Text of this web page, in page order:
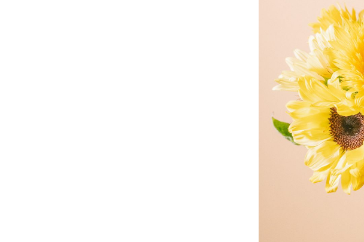
写真と同じもの
商品ページに掲載
影したものです。
ズ・咲き方に個体
に近いものをお届
す。